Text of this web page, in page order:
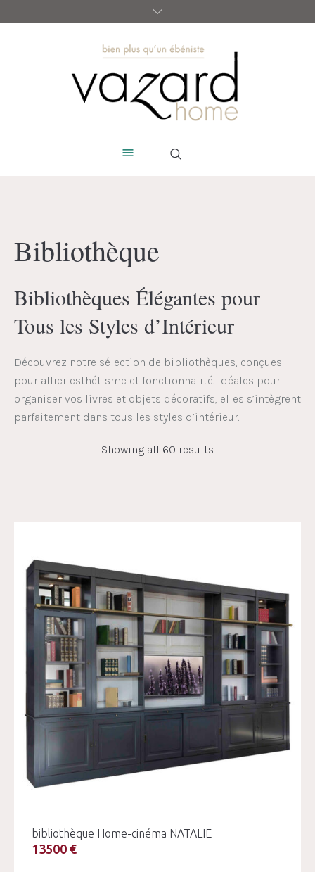
Bibliothèque
Bibliothèques Élégantes pour
Tous les Styles d’Intérieur
Découvrez notre sélection de bibliothèques, conçues
pour allier esthétisme et fonctionnalité. Idéales pour
organiser vos livres et objets décoratifs, elles s’intègrent
parfaitement dans tous les styles d’intérieur.
Showing all 60 results
bibliothèque Home-cinéma NATALIE
13500 €